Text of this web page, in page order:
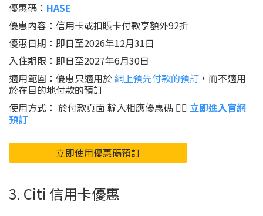
優惠碼： HASE
優惠內容：信用卡或扣賬卡付款享額外92折
優惠日期：即日至2026年12月31日
入住期限：即日至2027年6月30日
適用範圍：優惠只適用於網上預先付款的預訂 ，而不適用
於在目的地付款的預訂
使用方式： 於付款頁面 輸入相應優惠碼 👉🏻 立即進入官網
預訂
立即使用優惠碼預訂
3. Citi 信用卡優惠